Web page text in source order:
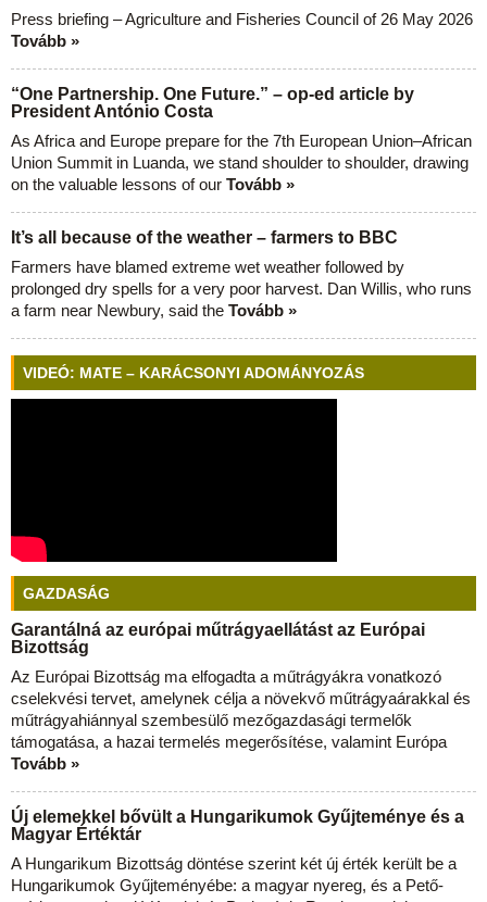
Press briefing – Agriculture and Fisheries Council of 26 May 2026
Tovább »
“One Partnership. One Future.” – op-ed article by
President António Costa
As Africa and Europe prepare for the 7th European Union–African
Union Summit in Luanda, we stand shoulder to shoulder, drawing
on the valuable lessons of our Tovább »
It’s all because of the weather – farmers to BBC
Farmers have blamed extreme wet weather followed by
prolonged dry spells for a very poor harvest. Dan Willis, who runs
a farm near Newbury, said the Tovább »
VIDEÓ: MATE – KARÁCSONYI ADOMÁNYOZÁS
GAZDASÁG
Garantálná az európai műtrágyaellátást az Európai
Bizottság
Az Európai Bizottság ma elfogadta a műtrágyákra vonatkozó
cselekvési tervet, amelynek célja a növekvő műtrágyaárakkal és
műtrágyahiánnyal szembesülő mezőgazdasági termelők
támogatása, a hazai termelés megerősítése, valamint Európa
Tovább »
Új elemekkel bővült a Hungarikumok Gyűjteménye és a
Magyar Értéktár
A Hungarikum Bizottság döntése szerint két új érték került be a
Hungarikumok Gyűjteményébe: a magyar nyereg, és a Pető-